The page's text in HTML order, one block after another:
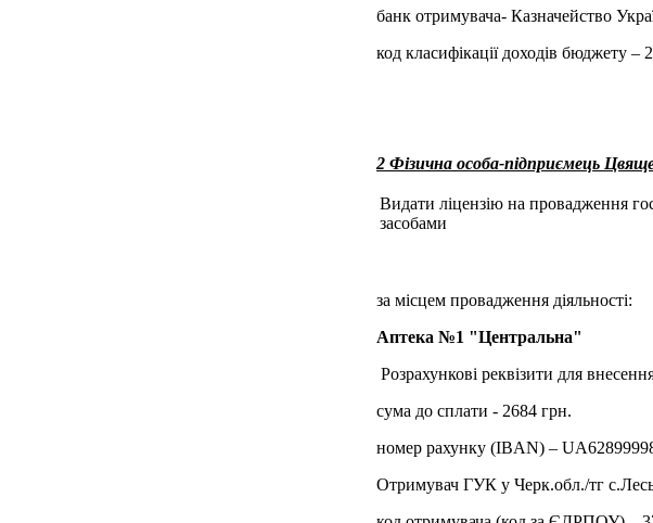
банк отримувача- Казначейство
код класифікації доходів бюджету –
2 Фізична особа-підприємець
Видати ліцензію на провадження
засобами
за місцем провадження діяльності:
Аптека №1 "Центральна"
Розрахункові реквізити для
сума до сплати - 2684 грн.
номер рахунку (IBAN) –
Отримувач ГУК у Черк.обл./тг